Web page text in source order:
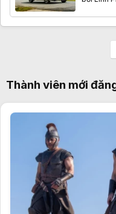
Thành viên mới